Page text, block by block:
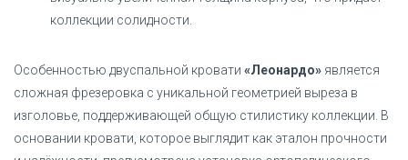
коллекции солидности.
Особенностью двуспальной кровати «Леонардо» является
сложная фрезеровка с уникальной геометрией выреза в
изголовье, поддерживающей общую стилистику коллекции. В
основании кровати, которое выглядит как эталон прочности